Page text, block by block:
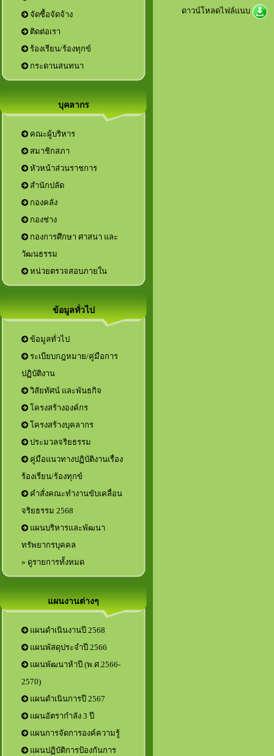
จัดซื้อจัดจ้าง
ติดต่อเรา
ร้องเรียน/ร้องทุกข์
กระดานสนทนา
บุคลากร
คณะผู้บริหาร
สมาชิกสภา
หัวหน้าส่วนราชการ
กองการศึกษา ศาสนา และ
วัฒนธรรม
หน่วยตรวจสอบภายใน
ข้อมูลทั่วไป
ข้อมูลทั่วไป
ระเบียบกฎหมาย/คู่มือการ
ปฏิบัติงาน
วิสัยทัศน์ และพันธกิจ
โครงสร้างองค์กร
โครงสร้างบุคลากร
ประมวลจริยธรรม
คู่มือแนวทางปฏิบัติงานเรื่อง
ร้องเรียน/ร้องทุกข์
คำสั่งคณะทำงานขับเคลื่อน
จริยธรรม 2568
แผนบริหารและพัฒนา
ทรัพยากรบุคคล
» ดูรายการทั้งหมด
แผนงานต่างๆ
แผนดำเนินงานปี 2568
แผนพัสดุประจำปี 2566
แผนพัฒนาห้าปี (พ.ศ.2566-
2570)
แผนดำเนินการปี 2567
แผนอัตรากำลัง 3 ปี
แผนการจัดการองค์ความรู้
แผนปฏิบัติการป้องกันการ
ดาวน์โหลดไฟล์แนบ